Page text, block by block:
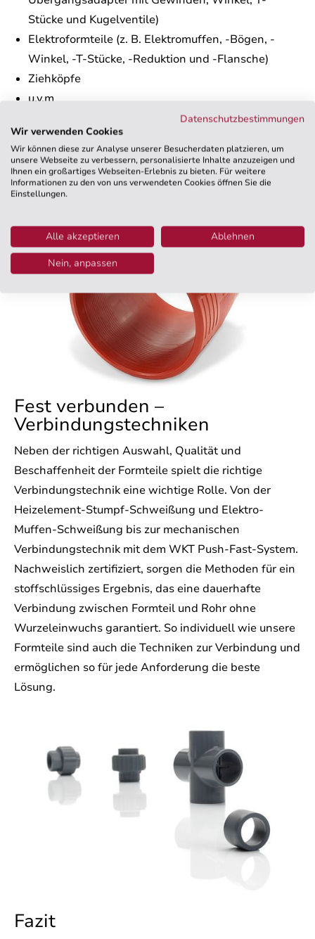
Stücke und Kugelventile)
Elektroformteile (z. B. Elektromuffen, -Bögen, -
Winkel, -T-Stücke, -Reduktion und -Flansche)
Ziehköpfe
u.v.m
Eine detaillierte Übersicht unserer gesamten
Möglichkeiten finden Siehier.
Fest verbunden –
Verbindungstechniken
Neben der richtigen Auswahl, Qualität und
Beschaffenheit der Formteile spielt die richtige
Verbindungstechnik eine wichtige Rolle. Von der
Heizelement-Stumpf-Schweißung und Elektro-
Muffen-Schweißung bis zur mechanischen
Verbindungstechnik mit dem WKT Push-Fast-System.
Nachweislich zertifiziert, sorgen die Methoden für ein
stoffschlüssiges Ergebnis, das eine dauerhafte
Verbindung zwischen Formteil und Rohr ohne
Wurzeleinwuchs garantiert. So individuell wie unsere
Formteile sind auch die Techniken zur Verbindung und
ermöglichen so für jede Anforderung die beste
Lösung.
Fazit
Datenschutzbestimmungen
Wir verwenden Cookies
Wir können diese zur Analyse unserer Besucherdaten platzieren, um
unsere Webseite zu verbessern, personalisierte Inhalte anzuzeigen und
Ihnen ein großartiges Webseiten-Erlebnis zu bieten. Für weitere
Informationen zu den von uns verwendeten Cookies öffnen Sie die
Einstellungen.
Alle akzeptieren
Ablehnen
Nein, anpassen